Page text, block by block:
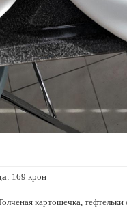
: 169 крон
картошечка,